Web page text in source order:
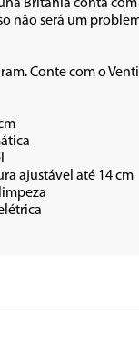
Britânia conta
não será um
Conte com o